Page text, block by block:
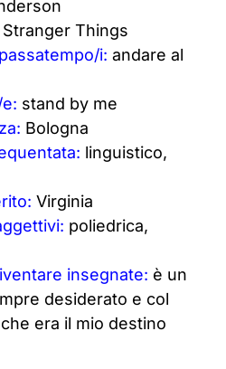
Stranger Things
i: andare al
stand by me
Bologna
linguistico,
Virginia
poliedrica,
insegnate: è un
desiderato e col
era il mio destino